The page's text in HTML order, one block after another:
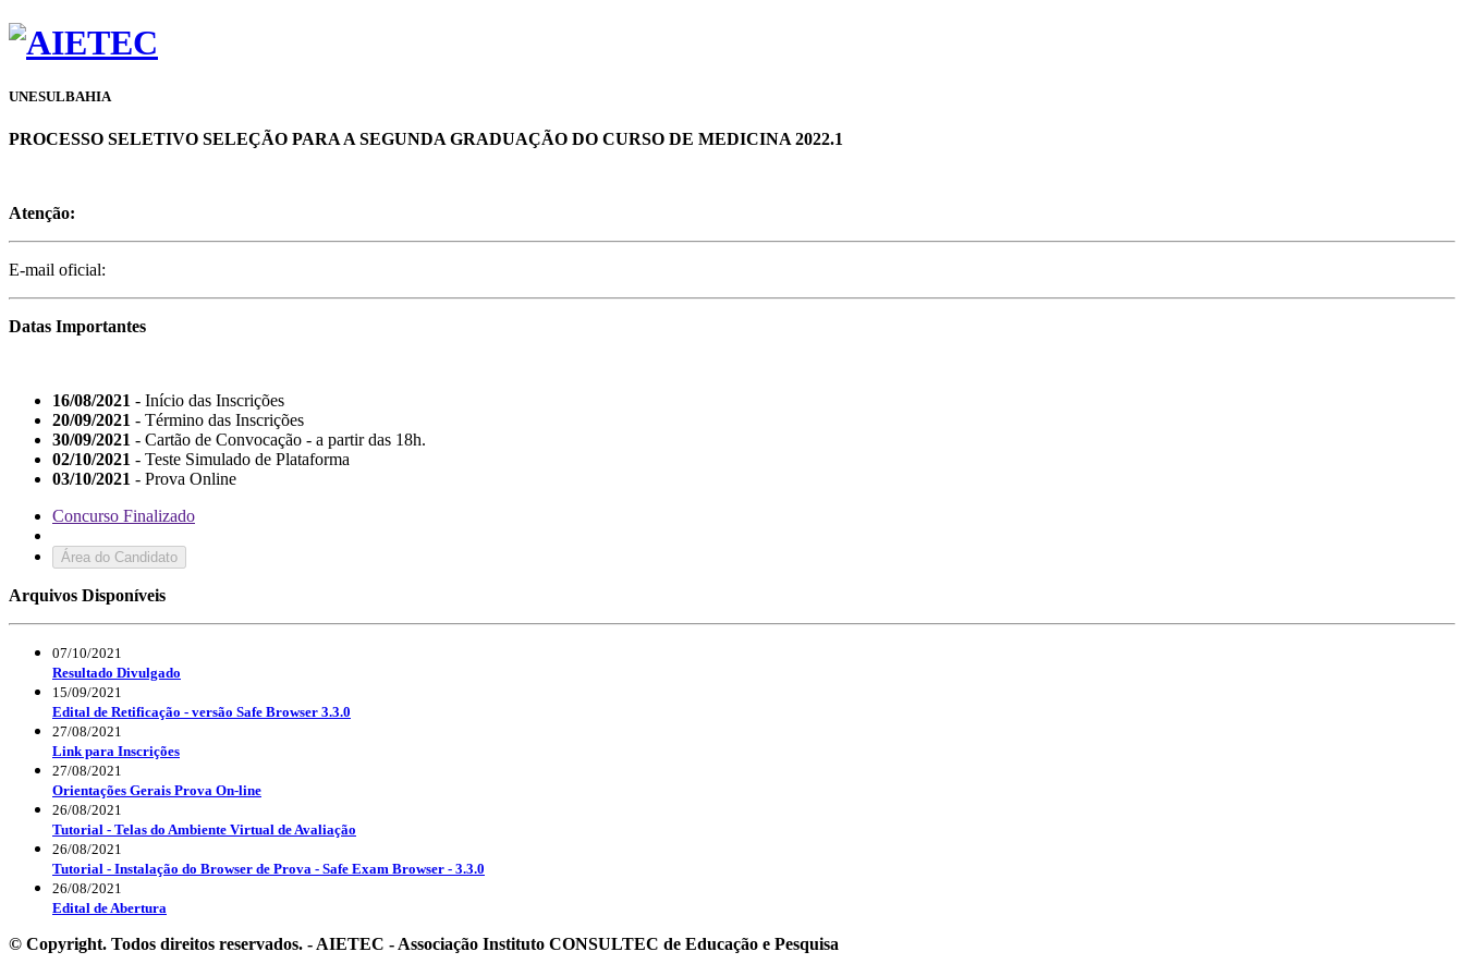
UNESULBAHIA
PROCESSO SELETIVO SELEÇÃO PARA A SEGUNDA GRADUAÇÃO DO CURSO DE MEDICINA 2022.1
Atenção:
E-mail oficial:
Datas Importantes
16/08/2021 - Início das Inscrições
20/09/2021 - Término das Inscrições
30/09/2021 - Cartão de Convocação - a partir das 18h.
02/10/2021 - Teste Simulado de Plataforma
03/10/2021 - Prova Online
Concurso Finalizado
Área do Candidato
Arquivos Disponíveis
07/10/2021
Resultado Divulgado
15/09/2021
Edital de Retificação - versão Safe Browser 3.3.0
27/08/2021
Link para Inscrições
27/08/2021
Orientações Gerais Prova On-line
26/08/2021
Tutorial - Telas do Ambiente Virtual de Avaliação
26/08/2021
Tutorial - Instalação do Browser de Prova - Safe Exam Browser - 3.3.0
26/08/2021
Edital de Abertura
© Copyright. Todos direitos reservados. - AIETEC - Associação Instituto CONSULTEC de Educação e Pesquisa